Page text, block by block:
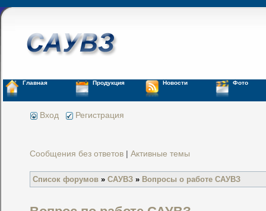
Главная Продукция Новости Фото
Вход Регистрация
Сообщения без ответов |Активные темы
Список форумов »САУВЗ » Вопросы о работе САУВЗ